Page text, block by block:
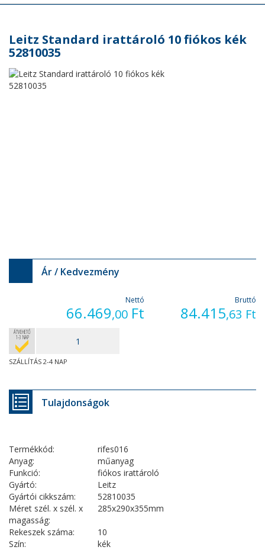
Leitz Standard irattároló 10 fiókos kék
52810035
Ár / Kedvezmény
Nettó
66.469,00 Ft
Bruttó
84.415,63 Ft
ÁTVEHETŐ
1-3 NAP
SZÁLLÍTÁS 2-4 NAP
Tulajdonságok
Termékkód:
rifes016
Anyag:
műanyag
Funkció:
fiókos irattároló
Gyártó:
Leitz
Gyártói cikkszám:
52810035
Méret szél. x szél. x
magasság:
285x290x355mm
Rekeszek száma:
10
Szín:
kék